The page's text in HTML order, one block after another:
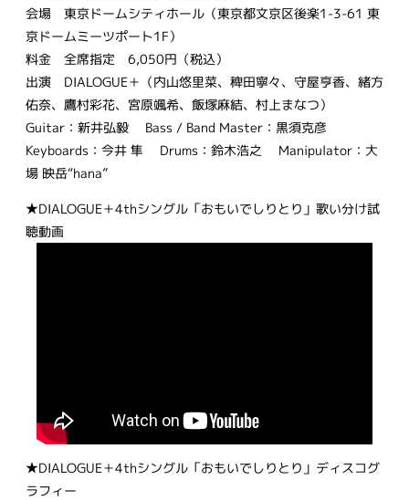
会場 東京ドームシティホール（東京都文京区後楽1-3-61 東
京ドームミーツポート1F）
料金 全席指定 6,050円（税込）
出演 DIALOGUE＋（内山悠里菜、稗田寧々、守屋亨香、緒方
佑奈、鷹村彩花、宮原颯希、飯塚麻結、村上まなつ）
Guitar：新井弘毅 Bass / Band Master：黒須克彦
Keyboards：今井 隼 Drums：鈴木浩之 Manipulator：大
場 映岳“hana”
★DIALOGUE＋4thシングル「おもいでしりとり」歌い分け試
聴動画
★DIALOGUE＋4thシングル「おもいでしりとり」ディスコグ
ラフィー